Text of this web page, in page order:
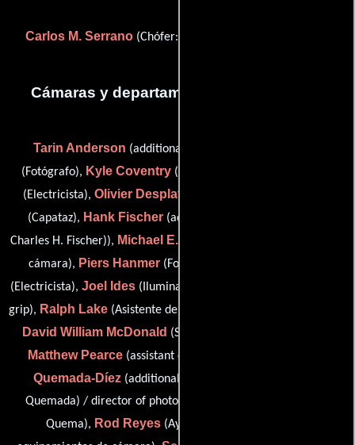
Carlos M. Serrano(Chófer: móvil de servicios sanitarios)
Cámaras y departamento de electricidad
Tarin Anderson (additional electrician),
(Fotógrafo), Kyle Coventry (Iluminador),
(Electricista), Olivier Desplat
(Capataz), Hank Fischer(additional best boy electric (as
Charles H. Fischer)), Michael E. Gonzales
cámara), Piers Hanmer (Fotógrafo),
(Electricista), Joel Ides(Iluminador),
grip), Ralph Lake (Asistente de cámara),
David William McDonald (Segundo asistente de cámara),
Matthew Pearce(assistant camera: second unit),
Quemada-Díez(additional camera operator (as Diego
Quemada) / director of photography: second unit (as Diego
Quema), Rod Reyes (Ayudante del encargado de